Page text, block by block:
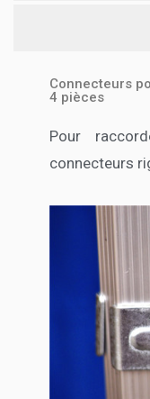
Connecteurs
4 pièces
Pour
connecteurs